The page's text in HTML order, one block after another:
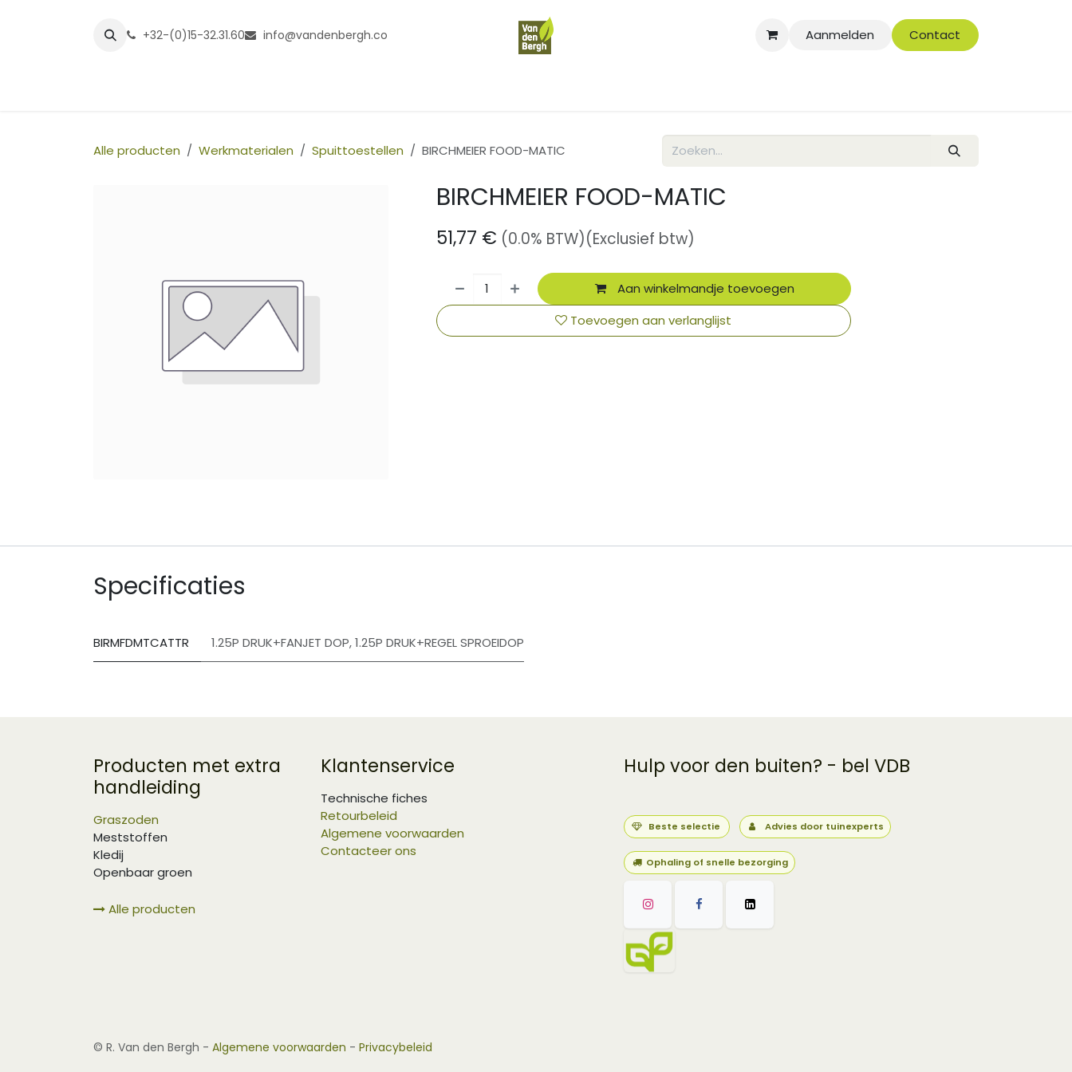
+32-(0)15-32.31.60 info@vandenbergh.co Aanmelden Contact
Alle producten Werkmaterialen Spuittoestellen BIRCHMEIER FOOD-MATIC
BIRCHMEIER FOOD-MATIC
51,77 € (0.0% BTW)(Exclusief btw)
Aan winkelmandje toevoegen
Toevoegen aan verlanglijst
Specificaties
BIRMFDMTCATTR 1.25P DRUK+FANJET DOP,1.25P DRUK+REGEL SPROEIDOP
Producten met extra
handleiding
Graszoden
Meststoffen
Kledij
Openbaar groen
Alle producten
Klantenservice
Technische fiches
Retourbeleid
Algemene voorwaarden
Contacteer ons
Hulp voor den buiten? - bel VDB
Beste selectie Advies door tuinexperts
Ophaling of snelle bezorging
© R. Van den Bergh - Algemene voorwaarden - Privacybeleid